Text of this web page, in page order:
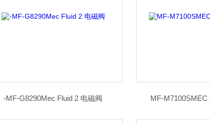
-MF-G8290Mec Fluid 2 电磁阀 MF-M7100SMEC